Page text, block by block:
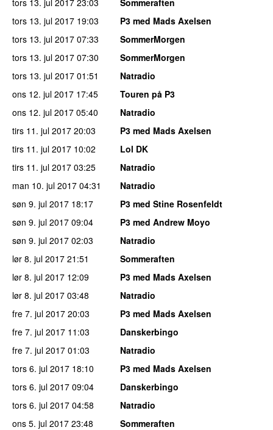
tors 13. jul 2017 19:03
P3 med Mads Axelsen
tors 13. jul 2017 07:33
SommerMorgen
tors 13. jul 2017 07:30
SommerMorgen
tors 13. jul 2017 01:51
Natradio
ons 12. jul 2017 17:45
Touren på P3
ons 12. jul 2017 05:40
Natradio
tirs 11. jul 2017 20:03
P3 med Mads Axelsen
tirs 11. jul 2017 10:02
Lol DK
tirs 11. jul 2017 03:25
Natradio
man 10. jul 2017 04:31
Natradio
søn 9. jul 2017 18:17
P3 med Stine Rosenfeldt
søn 9. jul 2017 09:04
P3 med Andrew Moyo
søn 9. jul 2017 02:03
Natradio
lør 8. jul 2017 21:51
Sommeraften
lør 8. jul 2017 12:09
P3 med Mads Axelsen
lør 8. jul 2017 03:48
Natradio
fre 7. jul 2017 20:03
P3 med Mads Axelsen
fre 7. jul 2017 11:03
Danskerbingo
fre 7. jul 2017 01:03
Natradio
tors 6. jul 2017 18:10
P3 med Mads Axelsen
tors 6. jul 2017 09:04
Danskerbingo
tors 6. jul 2017 04:58
Natradio
ons 5. jul 2017 23:48
Sommeraften